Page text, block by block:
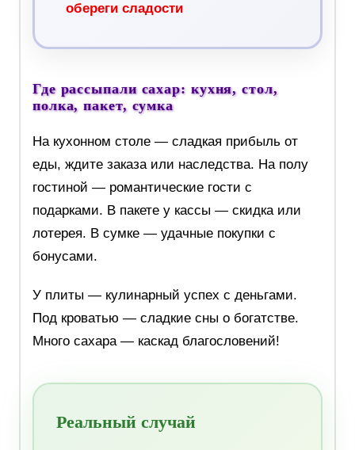
обереги сладости
Где рассыпали сахар: кухня, стол,
полка, пакет, сумка
На кухонном столе — сладкая прибыль от
еды, ждите заказа или наследства. На полу
гостиной — романтические гости с
подарками. В пакете у кассы — скидка или
лотерея. В сумке — удачные покупки с
бонусами.
У плиты — кулинарный успех с деньгами.
Под кроватью — сладкие сны о богатстве.
Много сахара — каскад благословений!
Реальный случай